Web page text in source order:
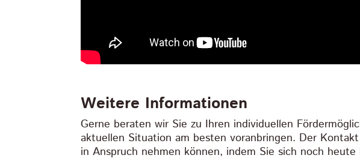
Weitere Informationen
Gerne beraten wir Sie zu Ihren individuellen
aktuellen Situation am besten voranbringen. Der
in Anspruch nehmen können, indem Sie sich noch heute